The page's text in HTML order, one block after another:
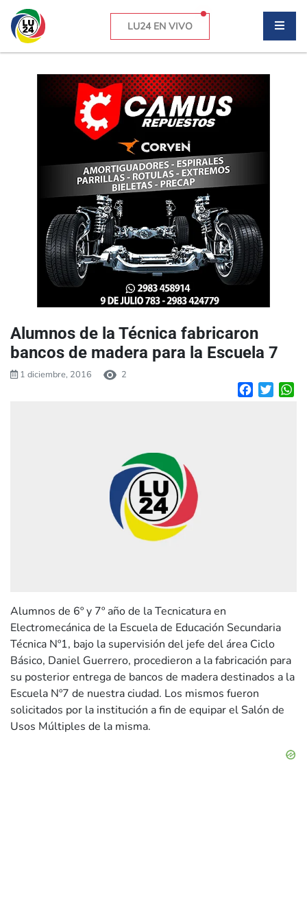
LU24 EN VIVO
Alumnos de la Técnica fabricaron
bancos de madera para la Escuela 7
1 diciembre, 2016 2
Facebook
Alumnos de 6º y 7º año de la Tecnicatura en
Electromecánica de la Escuela de Educación Secundaria
Técnica Nº1, bajo la supervisión del jefe del área Ciclo
Básico, Daniel Guerrero, procedieron a la fabricación para
su posterior entrega de bancos de madera destinados a la
Escuela Nº7 de nuestra ciudad. Los mismos fueron
solicitados por la institución a fin de equipar el Salón de
Usos Múltiples de la misma.